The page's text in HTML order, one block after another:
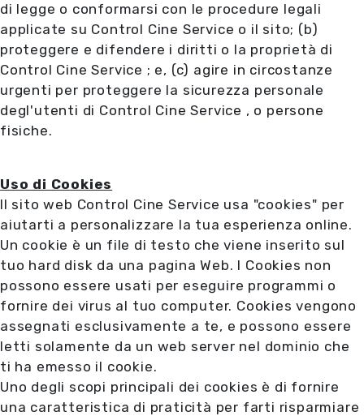
di legge o conformarsi con le procedure legali
applicate su Control Cine Service o il sito; (b)
proteggere e difendere i diritti o la proprietà di
Control Cine Service ; e, (c) agire in circostanze
urgenti per proteggere la sicurezza personale
degl'utenti di Control Cine Service , o persone
fisiche.
Uso di Cookies
Il sito web Control Cine Service usa "cookies" per
aiutarti a personalizzare la tua esperienza online.
Un cookie è un file di testo che viene inserito sul
tuo hard disk da una pagina Web. I Cookies non
possono essere usati per eseguire programmi o
fornire dei virus al tuo computer. Cookies vengono
assegnati esclusivamente a te, e possono essere
letti solamente da un web server nel dominio che
ti ha emesso il cookie.
Uno degli scopi principali dei cookies è di fornire
una caratteristica di praticità per farti risparmiare